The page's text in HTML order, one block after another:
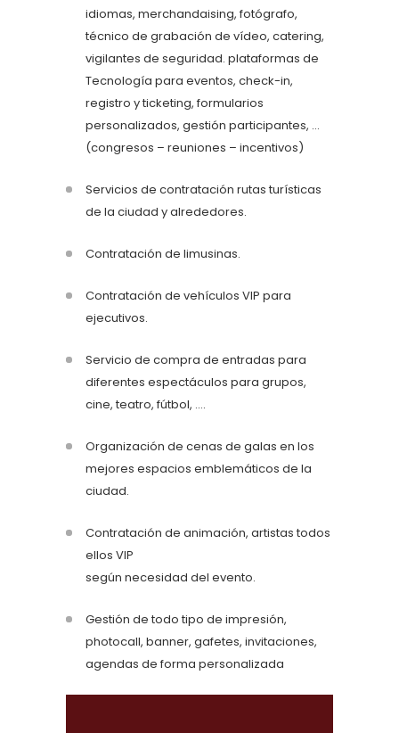
idiomas, merchandaising, fotógrafo,
técnico de grabación de vídeo, catering,
vigilantes de seguridad. plataformas de
Tecnología para eventos, check-in,
registro y ticketing, formularios
personalizados, gestión participantes, …
(congresos – reuniones – incentivos)
Servicios de contratación rutas turísticas
de la ciudad y alrededores.
Contratación de limusinas.
Contratación de vehículos VIP para
ejecutivos.
Servicio de compra de entradas para
diferentes espectáculos para grupos,
cine, teatro, fútbol, ….
Organización de cenas de galas en los
mejores espacios emblemáticos de la
ciudad.
Contratación de animación, artistas todos
ellos VIP
según necesidad del evento.
Gestión de todo tipo de impresión,
photocall, banner, gafetes, invitaciones,
agendas de forma personalizada